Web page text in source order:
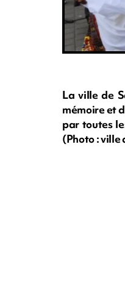
La ville de
mémoire et
par toutes
(Photo : ville